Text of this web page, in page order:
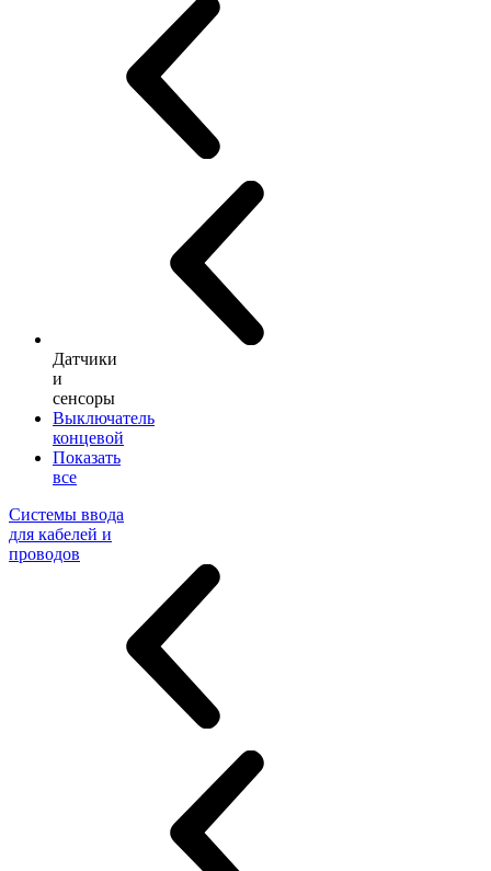
Датчики
и
сенсоры
Выключатель
концевой
Показать
все
Системы ввода
для кабелей и
проводов